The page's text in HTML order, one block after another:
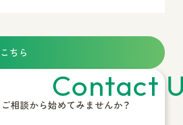
ちら
Contact
相談から始めてみませんか？